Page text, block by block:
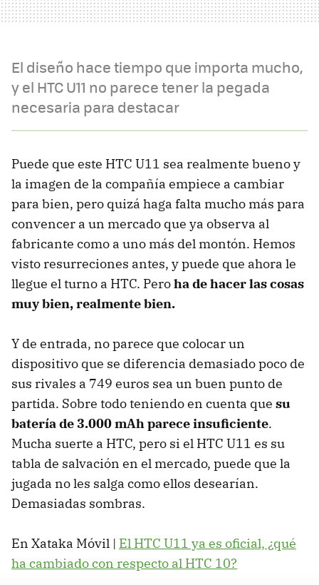
El diseño hace tiempo que importa mucho,
y el HTC U11 no parece tener la pegada
necesaria para destacar
Puede que este HTC U11 sea realmente bueno y
la imagen de la compañía empiece a cambiar
para bien, pero quizá haga falta mucho más para
convencer a un mercado que ya observa al
fabricante como a uno más del montón. Hemos
visto resurreciones antes, y puede que ahora le
llegue el turno a HTC. Peroha de hacer las cosas
muy bien, realmente bien.
Y de entrada, no parece que colocar un
dispositivo que se diferencia demasiado poco de
sus rivales a 749 euros sea un buen punto de
partida. Sobre todo teniendo en cuenta que su
batería de 3.000 mAh parece insuficiente.
Mucha suerte a HTC, pero si el HTC U11 es su
tabla de salvación en el mercado, puede que la
jugada no les salga como ellos desearían.
Demasiadas sombras.
En Xataka Móvil | El HTC U11 ya es oficial, ¿qué
ha cambiado con respecto al HTC 10?